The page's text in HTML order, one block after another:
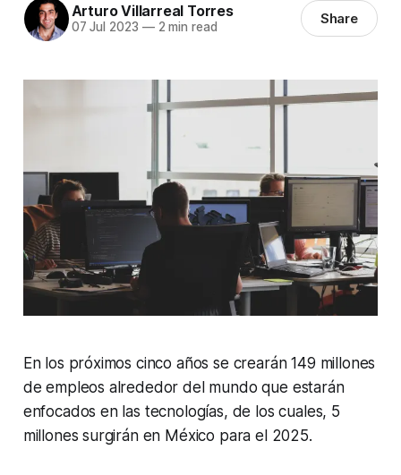
Arturo Villarreal Torres
07 Jul 2023 —2 min read Share
En los próximos cinco años se crearán 149 millones
de empleos alrededor del mundo que estarán
enfocados en las tecnologías, de los cuales, 5
millones surgirán en México para el 2025.